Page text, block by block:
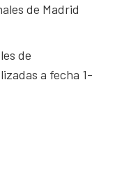
de Madrid
de
a fecha 1-